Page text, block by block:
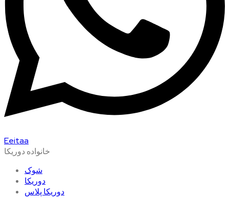
Eeitaa
خانواده دوریکا
شوک
دوریکا
دوریکا پلاس